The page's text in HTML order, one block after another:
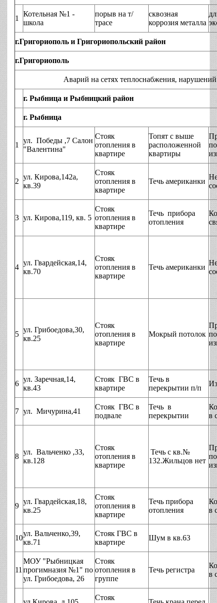
1
Котельная №1 -
школа
порыв на т/
трасе
сквозная
коррозия металла
г.Григориополь и Григориопольский район
г.Григориополь
Аварий на сетях теплоснабжения, нарушений
г. Рыбница и Рыбницкий район
г. Рыбница
1
ул. Победы ,7 Салон
"Валентина"
Стояк
отопления в
квартире
Топят с выше
расположенной
квартиры
2
ул. Кирова,142а,
кв.39
Стояк
отопления в
квартире
Течь американки
3 ул. Кирова,119, кв. 5
Стояк
отопления в
квартире
Течь прибора
отопления
4
ул. Гвардейская,14,
кв.70
Стояк
отопления в
квартире
Течь американки
5
ул. Грибоедова,30,
кв.25
Стояк
отопления в
квартире
Мокрый потолок
6
ул. Заречная,14,
кв.43
Стояк ГВС в
квартире
Течь в
перекрытии п/п
7 ул. Мичурина,41
Стояк ГВС в
подвале
Течь в
перекрытии
в
8
ул. Вальченко ,33,
кв.128
Стояк
отопления в
квартире
Течь с кв.№
132.Жильцов нет
9
ул. Гвардейская,18,
кв.25
Стояк
отопления в
квартире
Течь прибора
отопления
в
10
ул. Вальченко,39,
кв.71
Стояк ГВС в
квартире
Шум в кв.63
11
МОУ "Рыбницкая
прогимназия №1" по
ул. Грибоедова, 26
Стояк
отопления в
группе
Течь регистра
в
Стояк